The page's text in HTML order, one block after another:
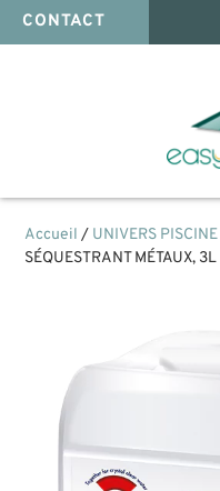
CONTACT
Accueil / UNIVERS PISCINE
SÉQUESTRANT MÉTAUX, 3L